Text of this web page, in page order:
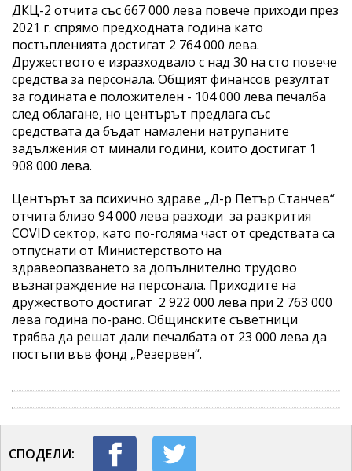
ДКЦ-2 отчита със 667 000 лева повече приходи през
2021 г. спрямо предходната година като
постъпленията достигат 2 764 000 лева.
Дружеството е изразходвало с над 30 на сто повече
средства за персонала. Общият финансов резултат
за годината е положителен - 104 000 лева печалба
след облагане, но центърът предлага със
средствата да бъдат намалени натрупаните
задължения от минали години, които достигат 1
908 000 лева.
Центърът за психично здраве „Д-р Петър Станчев“
отчита близо 94 000 лева разходи за разкрития
COVID сектор, като по-голяма част от средствата са
отпуснати от Министерството на
здравеопазването за допълнително трудово
възнаграждение на персонала. Приходите на
дружеството достигат 2 922 000 лева при 2 763 000
лева година по-рано. Общинските съветници
трябва да решат дали печалбата от 23 000 лева да
постъпи във фонд „Резервен“.
СПОДЕЛИ: